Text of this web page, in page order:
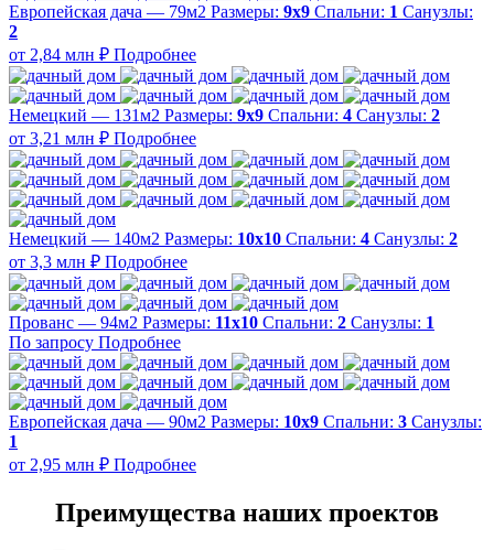
Европейская дача — 79м2 Размеры: 9х9 Спальни: 1 Санузлы:
2
от 2,84 млн ₽ Подробнее
Немецкий — 131м2 Размеры: 9х9 Спальни: 4 Санузлы: 2
от 3,21 млн ₽ Подробнее
Немецкий — 140м2 Размеры: 10х10 Спальни: 4 Санузлы: 2
от 3,3 млн ₽ Подробнее
Прованс — 94м2 Размеры: 11х10 Спальни: 2 Санузлы: 1
По запросу Подробнее
Европейская дача — 90м2 Размеры: 10х9 Спальни: 3 Санузлы:
1
от 2,95 млн ₽ Подробнее
Преимущества наших проектов